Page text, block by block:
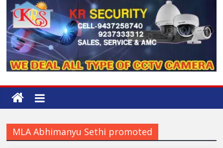
MLA Abhimanyu Sethi promoted